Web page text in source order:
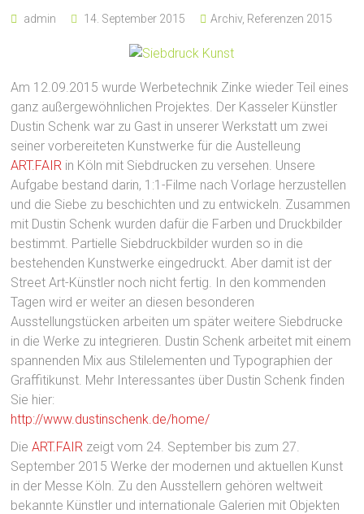
admin 14. September 2015 Archiv, Referenzen 2015
Am 12.09.2015 wurde Werbetechnik Zinke wieder Teil eines
ganz außergewöhnlichen Projektes. Der Kasseler Künstler
Dustin Schenk war zu Gast in unserer Werkstatt um zwei
seiner vorbereiteten Kunstwerke für die Austelleung
ART.FAIR in Köln mit Siebdrucken zu versehen. Unsere
Aufgabe bestand darin, 1:1-Filme nach Vorlage herzustellen
und die Siebe zu beschichten und zu entwickeln. Zusammen
mit Dustin Schenk wurden dafür die Farben und Druckbilder
bestimmt. Partielle Siebdruckbilder wurden so in die
bestehenden Kunstwerke eingedruckt. Aber damit ist der
Street Art-Künstler noch nicht fertig. In den kommenden
Tagen wird er weiter an diesen besonderen
Ausstellungstücken arbeiten um später weitere Siebdrucke
in die Werke zu integrieren. Dustin Schenk arbeitet mit einem
spannenden Mix aus Stilelementen und Typographien der
Graffitikunst. Mehr Interessantes über Dustin Schenk finden
Sie hier:
http://www.dustinschenk.de/home/
DieART.FAIR zeigt vom 24. September bis zum 27.
September 2015 Werke der modernen und aktuellen Kunst
in der Messe Köln. Zu den Ausstellern gehören weltweit
bekannte Künstler und internationale Galerien mit Objekten